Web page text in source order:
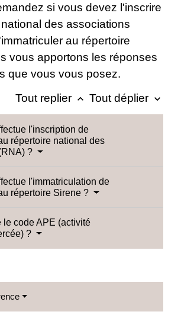
si vous devez l'inscrire
des associations
au répertoire
vous apportons les réponses
que vous vous posez.
Tout replier keyboard_arrow_up Tout déplier keyboard_arrow_down
l'inscription de
répertoire national des
?
l'immatriculation de
répertoire Sirene ?
le code APE (activité
?